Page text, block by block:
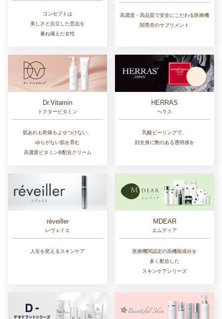
コンセプトは
美しさと自立した意志を
兼ね備えた女性
高濃度・高品質で安全にこだわる医療機
関専売のサプリメント
Dr.Vitamin
ドクタービタミン
肌あれも乾燥もよせつけない、
ゆらがない肌を育む
高濃度ビタミンB配合クリーム
HERRAS
ヘラス
乳酸ピーリングで、
顔全身に艶のある透明感を
réveiller
レヴェイエ
人生を変えるスキンケア
MDEAR
エムディア
医療機関認定の高機能成分を
多く配合した
スキンケアシリーズ